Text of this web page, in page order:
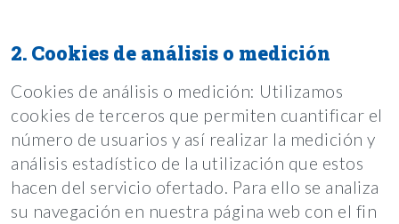
2. Cookies de análisis o medición
Cookies de análisis o medición: Utilizamos
cookies de terceros que permiten cuantificar el
número de usuarios y así realizar la medición y
análisis estadístico de la utilización que estos
hacen del servicio ofertado. Para ello se analiza
su navegación en nuestra página web con el fin